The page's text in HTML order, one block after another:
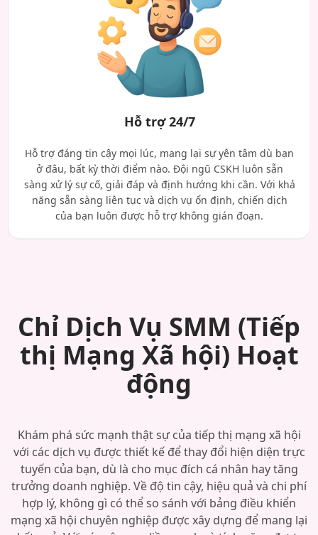
Hỗ trợ 24/7
Hỗ trợ đáng tin cậy mọi lúc, mang lại sự yên tâm dù bạn
ở đâu, bất kỳ thời điểm nào. Đội ngũ CSKH luôn sẵn
sàng xử lý sự cố, giải đáp và định hướng khi cần. Với khả
năng sẵn sàng liên tục và dịch vụ ổn định, chiến dịch
của bạn luôn được hỗ trợ không gián đoạn.
Chỉ Dịch Vụ SMM (Tiếp
thị Mạng Xã hội) Hoạt
động
Khám phá sức mạnh thật sự của tiếp thị mạng xã hội
với các dịch vụ được thiết kế để thay đổi hiện diện trực
tuyến của bạn, dù là cho mục đích cá nhân hay tăng
trưởng doanh nghiệp. Về độ tin cậy, hiệu quả và chi phí
hợp lý, không gì có thể so sánh với bảng điều khiển
mạng xã hội chuyên nghiệp được xây dựng để mang lại